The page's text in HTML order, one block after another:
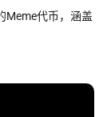
Meme代币，涵盖